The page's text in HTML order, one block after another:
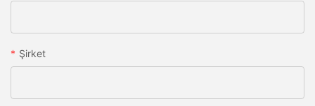
Şirket